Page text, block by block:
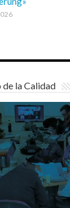
la Calidad